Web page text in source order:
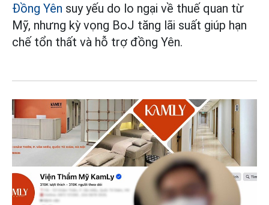
Đồng Yên suy yếu do lo ngại về thuế quan từ
Mỹ, nhưng kỳ vọng BoJ tăng lãi suất giúp hạn
chế tổn thất và hỗ trợ đồng Yên.